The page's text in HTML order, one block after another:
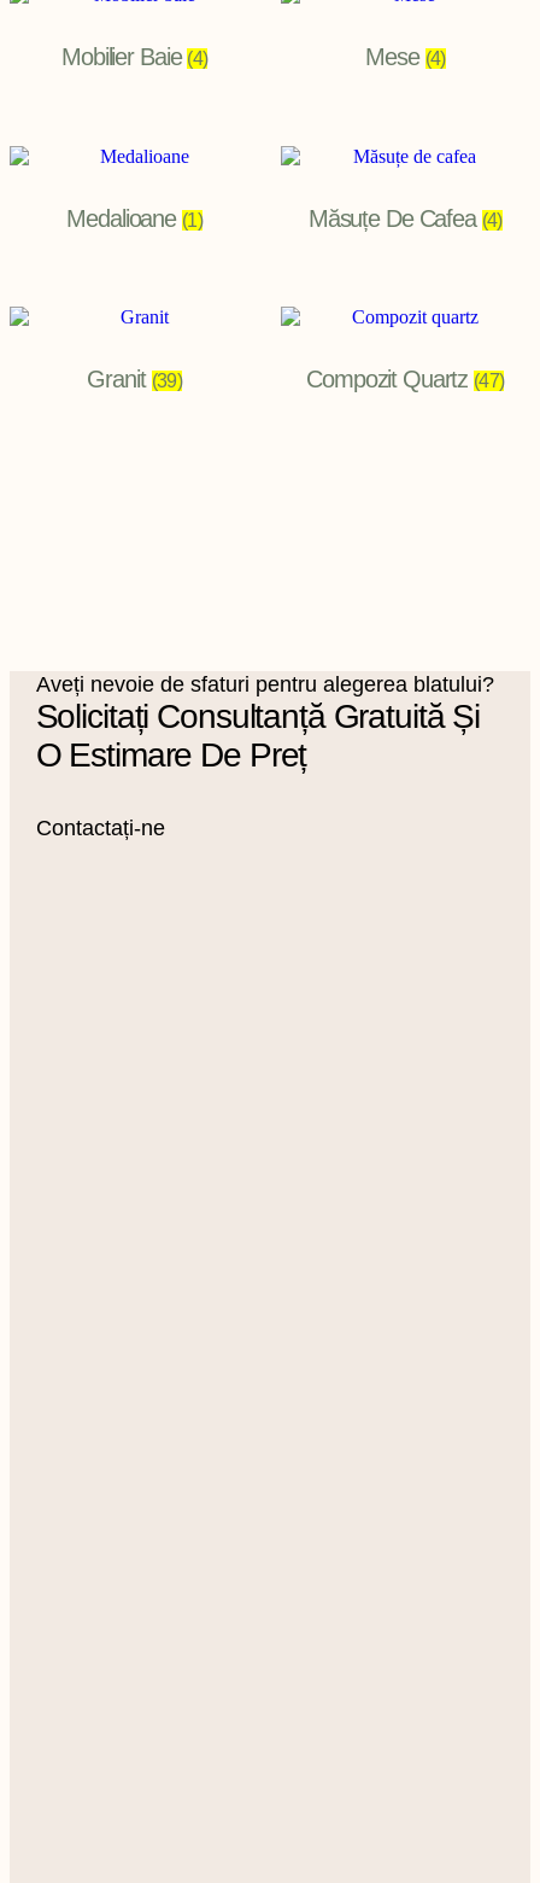
Mobilier Baie(4) Mese (4)
Medalioane (1) Măsuțe De Cafea (4)
Granit (39) Compozit Quartz(47)
Aveți nevoie de sfaturi pentru alegerea blatului?
Solicitați Consultanță Gratuită Și
O Estimare De Preț
Contactați-ne